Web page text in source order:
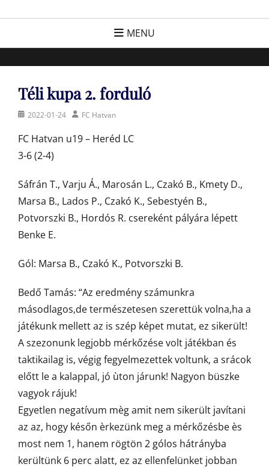
FC Hatvan
Egyesület a hatvani labdarúgásért, sportért!
MENU
Téli kupa 2. forduló
Posted2022-01-24 AuthorFC Hatvan
FC Hatvan u19 – Heréd LC
3-6 (2-4)
Sáfrán T., Varju Á., Marosán L., Czakó B., Kmety D.,
Marsa B., Lados P., Czakó K., Sebestyén B.,
Potvorszki B., Hordós R. csereként pályára lépett
Benke E.
Gól: Marsa B., Czakó K., Potvorszki B.
Bedő Tamás: “Az eredmény számunkra
másodlagos,de természetesen szerettük volna,ha a
játékunk mellett az is szép képet mutat, ez sikerült!
A szezonunk legjobb mérkőzése volt játékban és
taktikailag is, végig fegyelmezettek voltunk, a srácok
előtt le a kalappal, jó ùton járunk! Nagyon büszke
vagyok rájuk!
Egyetlen negatívum mèg amit nem sikerült javítani
az az, hogy későn èrkezünk meg a mérkőzésbe ès
most nem 1, hanem rögtön 2 gólos hátrányba
kerültünk 6 perc alatt, ez az ellenfelünket jobban